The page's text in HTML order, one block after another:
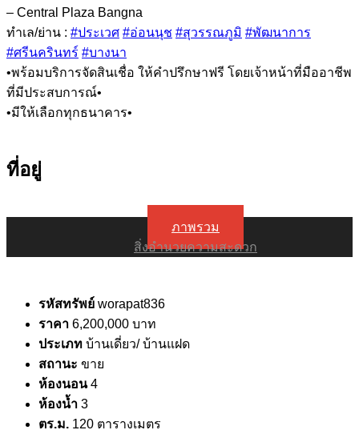
– Central Plaza Bangna
ทำเล/ย่าน : #ประเวศ #อ่อนนุช #สุวรรณภูมิ #พัฒนาการ
#ศรีนครินทร์ #บางนา
•พร้อมบริการจัดสินเชื่อ ให้คำปรึกษาฟรี โดยเจ้าหน้าที่มืออาชีพ
ที่มีประสบการณ์•
•มีให้เลือกทุกธนาคาร•
ที่อยู่
ภาพรวม
สิ่งอำนวยความสะดวก
รหัสทรัพย์ worapat836
ราคา 6,200,000 บาท
ประเภท บ้านเดี่ยว/ บ้านแฝด
สถานะ ขาย
ห้องนอน 4
ห้องน้ำ 3
ตร.ม. 120 ตารางเมตร